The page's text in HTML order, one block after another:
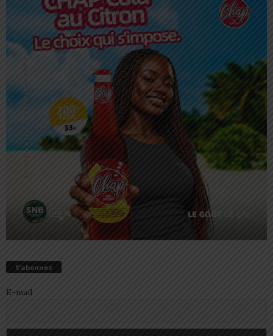
S’abonnez
E-mail